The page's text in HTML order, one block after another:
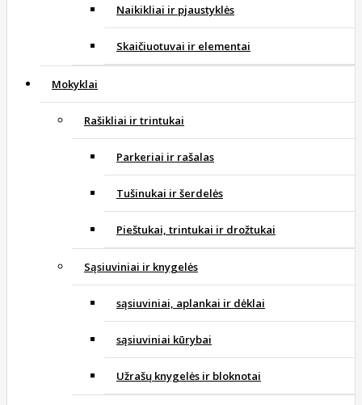
Naikikliai ir pjaustyklės
Skaičiuotuvai ir elementai
Mokyklai
Rašikliai ir trintukai
Parkeriai ir rašalas
Tušinukai ir šerdelės
Pieštukai, trintukai ir drožtukai
Sąsiuviniai ir knygelės
sąsiuviniai, aplankai ir dėklai
sąsiuviniai kūrybai
Užrašų knygelės ir bloknotai